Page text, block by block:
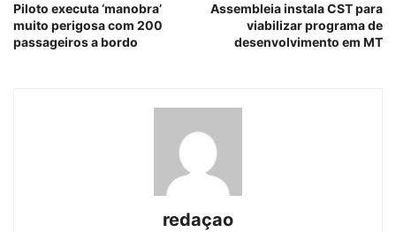
Piloto executa ‘manobra’
muito perigosa com 200
passageiros a bordo
Assembleia instala CST para
viabilizar programa de
desenvolvimento em MT
redaçao